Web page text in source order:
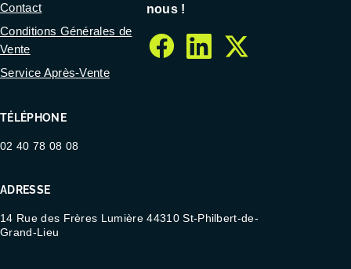
TÉLÉPHONE
02 40 78 08 08
ADRESSE
14 Rue des Frères Lumière 44310 St-Philbert-de-
Grand-Lieu
Contact
Conditions Générales de
Vente
Service Après-Vente
nous !
facebook
linkedin
twitter